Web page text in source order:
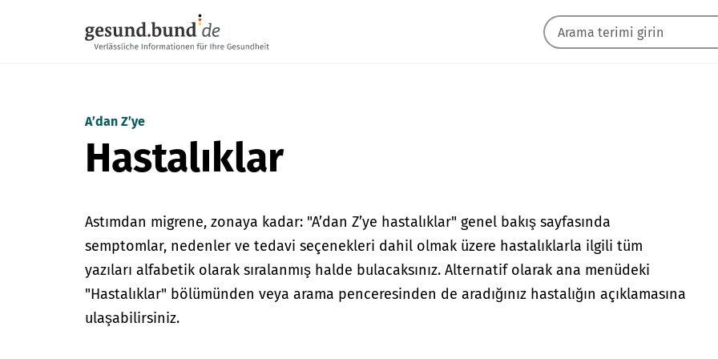
A’dan Z’ye
Hastalıklar
Astımdan migrene, zonaya kadar: "A’dan Z’ye hastalıklar" genel bakış sayfasında
semptomlar, nedenler ve tedavi seçenekleri dahil olmak üzere hastalıklarla ilgili tüm
yazıları alfabetik olarak sıralanmış halde bulacaksınız. Alternatif olarak ana menüdeki
"Hastalıklar" bölümünden veya arama penceresinden de aradığınız hastalığın açıklamasına
ulaşabilirsiniz.